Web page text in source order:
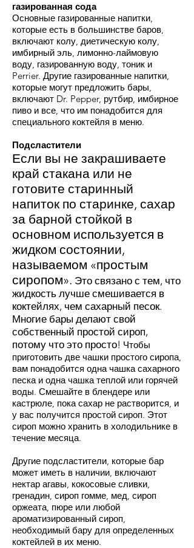
газированная сода
Основные газированные напитки,
которые есть в большинстве баров,
включают колу, диетическую колу,
имбирный эль, лимонно-лаймовую
воду, газированную воду, тоник и
Perrier. Другие газированные напитки,
которые могут предложить бары,
включают Dr. Pepper, рутбир, имбирное
пиво и все, что им понадобится для
специального коктейля в меню.
Подсластители
Если вы не закрашиваете
край стакана или не
готовите старинный
напиток по старинке, сахар
за барной стойкой в
основном используется в
жидком состоянии,
называемом «простым
сиропом». Это связано с тем, что
жидкость лучше смешивается в
коктейлях, чем сахарный песок.
Многие бары делают свой
собственный простой сироп,
потому что это просто! Чтобы
приготовить две чашки простого сиропа,
вам понадобится одна чашка сахарного
песка и одна чашка теплой или горячей
воды. Смешайте в блендере или
кастрюле, пока сахар не растворится, и
у вас получится простой сироп. Этот
сироп можно хранить в холодильнике в
течение месяца.
Другие подсластители, которые бар
может иметь в наличии, включают
нектар агавы, кокосовые сливки,
гренадин, сироп гомме, мед, сироп
оржеата, пюре или любой
ароматизированный сироп,
необходимый бару для определенных
коктейлей в их меню.